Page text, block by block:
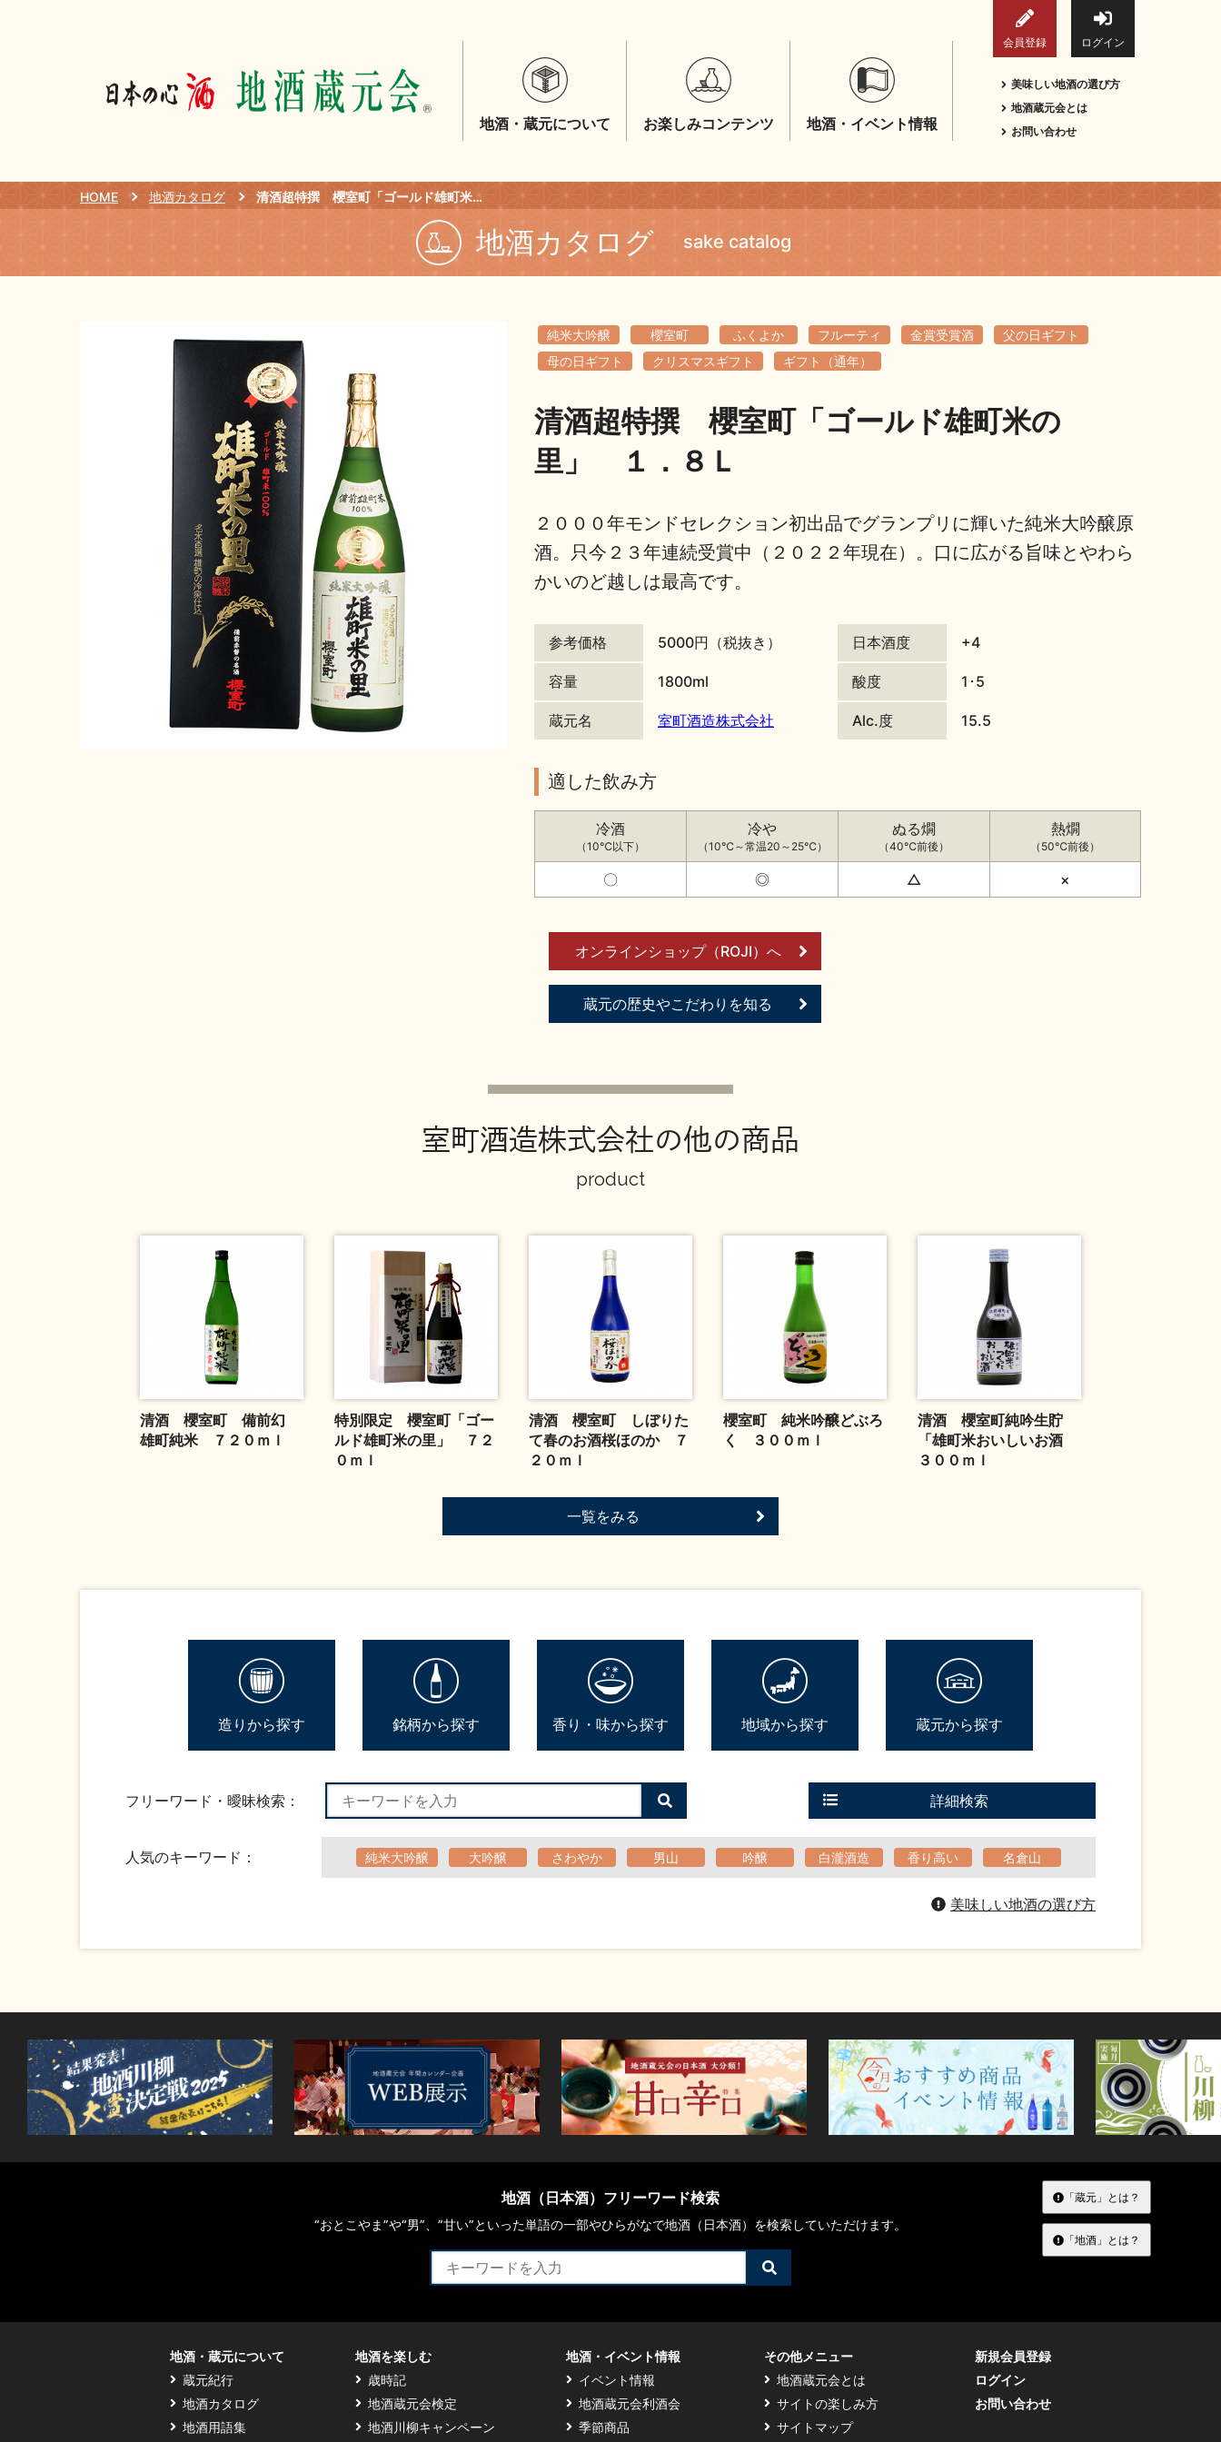
会員登録 ログイン
地酒・蔵元について お楽しみコンテンツ 地酒・イベント情報
美味しい地酒の選び方
地酒蔵元会とは
お問い合わせ
HOME 地酒カタログ 清酒超特撰 櫻室町「ゴールド雄町米の里」 １．８Ｌ
地酒カタログ sake catalog
純米大吟醸 櫻室町 ふくよか フルーティ 金賞受賞酒
父の日ギフト
母の日ギフト
クリスマスギフト ギフト（通年）
清酒超特撰 櫻室町「ゴールド雄町米の
里」 １．８Ｌ
２０００年モンドセレクション初出品でグランプリに輝いた純米大吟醸原
酒。只今２３年連続受賞中（２０２２年現在）。口に広がる旨味とやわら
かいのど越しは最高です。
参考価格 5000円（税抜き）
容量 1800ml
蔵元名 室町酒造株式会社
日本酒度 +4
酸度 1･5
Alc.度 15.5
適した飲み方
冷酒
（10℃以下）
冷や
（10℃～常温20～25℃）
ぬる燗
（40℃前後）
熱燗
（50℃前後）
〇 ◎ △ ×
オンラインショップ（ROJI）へ
蔵元の歴史やこだわりを知る
室町酒造株式会社の他の商品
product
清酒 櫻室町 備前幻
雄町純米 ７２０ｍｌ
特別限定 櫻室町「ゴー
ルド雄町米の里」 ７２
０ｍｌ
清酒 櫻室町 しぼりた
て春のお酒桜ほのか ７
２０ｍｌ
櫻室町 純米吟醸どぶろ
く ３００ｍｌ
清酒 櫻室町純吟生貯
「雄町米おいしいお酒
３００ｍｌ
一覧をみる
造りから探す 銘柄から探す 香り・味から探す 地域から探す 蔵元から探す
フリーワード・曖昧検索：
検
索
る
詳細検索
人気のキーワード： 純米大吟醸 大吟醸 さわやか 男山 吟醸 白瀧酒造 香り高い 名倉山
美味しい地酒の選び方
地酒（日本酒）フリーワード検索
“おとこやま”や“男”、”甘い”といった単語の一部やひらがなで地酒（日本酒）を検索していただけます。
検
索
「蔵元」とは？
「地酒」とは？
地酒・蔵元について
蔵元紀行
地酒カタログ
地酒用語集
地酒を楽しむ
歳時記
地酒蔵元会検定
地酒川柳キャンペーン
地酒・イベント情報
イベント情報
地酒蔵元会利酒会
季節商品
その他メニュー
地酒蔵元会とは
サイトの楽しみ方
サイトマップ
新規会員登録
ログイン
お問い合わせ